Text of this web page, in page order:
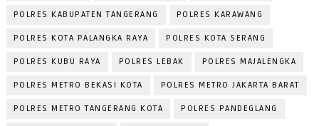
POLRES KABUPATEN TANGERANG POLRES KARAWANG
POLRES KOTA PALANGKA RAYA POLRES KOTA SERANG
POLRES KUBU RAYA POLRES LEBAK POLRES MAJALENGKA
POLRES METRO BEKASI KOTA POLRES METRO JAKARTA BARAT
POLRES METRO TANGERANG KOTA POLRES PANDEGLANG